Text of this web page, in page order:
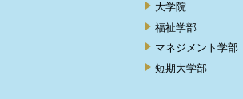
大学院
福祉学部
マネジメント学部
短期大学部